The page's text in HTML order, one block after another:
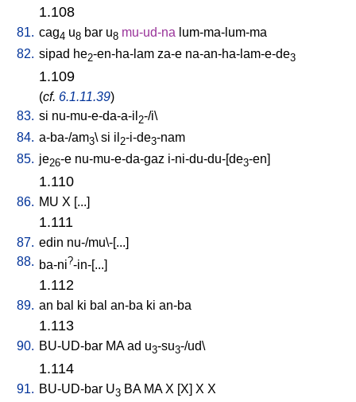
1.108
81. cag4 u8 bar u8 mu-ud-na lum-ma-lum-ma
82. sipad he2-en-ha-lam za-e na-an-ha-lam-e-de3
1.109
(cf. 6.1.11.39)
83. si nu-mu-e-da-a-il 2-/i\
84. a-ba-/am3\ si il 2-i-de3-nam
85. je26-e nu-mu-e-da-gaz i-ni-du-du-[de3-en]
1.110
86. MU X [...]
1.111
87. edin nu-/mu\-[...]
88. ba-ni?-in-[...]
1.112
89. an bal ki bal an-ba ki an-ba
1.113
90. BU-UD-bar MA ad u3-su3-/ud\
1.114
91. BU-UD-bar U3 BA MA X [X] X X